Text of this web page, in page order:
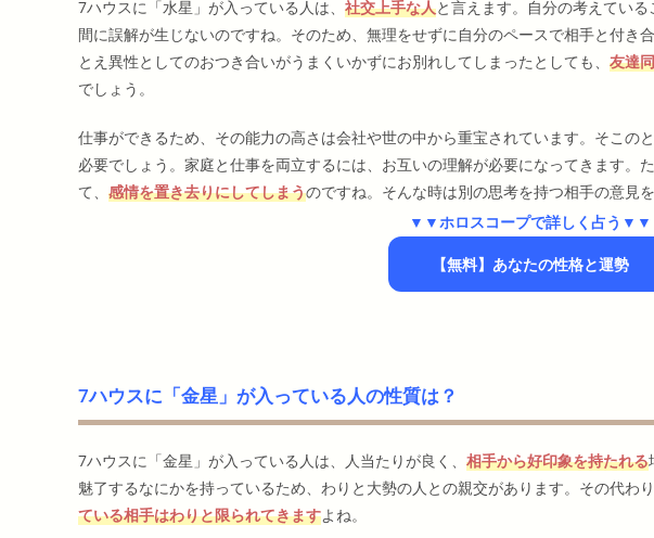
7ハウスに「水星」が入っている人は、 社交上手な人と言えます。自分の考えている
間に誤解が生じないのですね。そのため、無理をせずに自分のペースで相手と付き
とえ異性としてのおつき合いがうまくいかずにお別れしてしまったとしても、 友達
でしょう。
仕事ができるため、その能力の高さは会社や世の中から重宝されています。そこの
必要でしょう。家庭と仕事を両立するには、お互いの理解が必要になってきます。
て、 感情を置き去りにしてしまうのですね。そんな時は別の思考を持つ相手の意見
▼▼ホロスコープで詳しく占う▼▼
【無料】あなたの性格と運勢
7ハウスに「金星」が入っている人の性質は？
7ハウスに「金星」が入っている人は、人当たりが良く、 相手から好印象を持たれる
魅了するなにかを持っているため、わりと大勢の人との親交があります。その代わ
ている相手はわりと限られてきますよね。